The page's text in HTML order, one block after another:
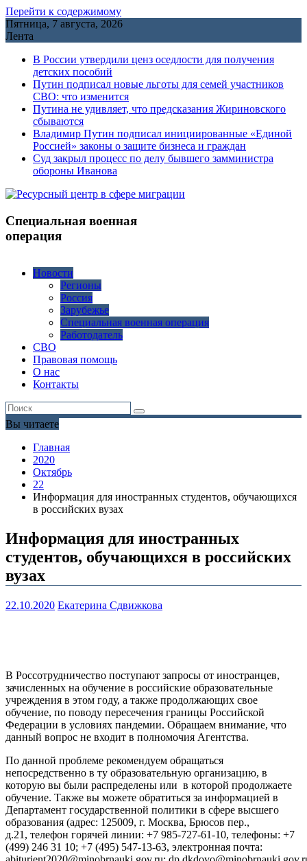
Перейти к содержимому
Пятница, 7 августа, 2026
Лента
В России утвердили ценз оседлости для получения
детских пособий
Путин подписал новые льготы для семей участников
СВО: что изменится
Путина не удивляет, что предсказания Жириновского
сбываются
Владимир Путин подписал инициированные «Единой
Россией» законы о защите бизнеса и граждан
Cуд закрыл процесс по делу бывшего замминистра
обороны Иванова
Специальная военная
операция
Новости
Регионы
Россия
Зарубежье
Специальная военная операция
Работодатель
СВО
Правовая помощь
О нас
Контакты
Вы читаете
Главная
2020
Октябрь
22
Информация для иностранных студентов, обучающихся
в российских вузах
Информация для иностранных
студентов, обучающихся в российских
вузах
22.10.2020 Екатерина Сдвижкова
В Россотрудничество поступают запросы от иностранцев,
зачисленных на обучение в российские образовательные
учреждения в этом году, а также продолжающих свое
обучение, по поводу пересечения границы Российской
Федерации в условиях пандемии. Обращаем внимание, что
данный вопрос не входит в полномочия Агентства.
По данной проблеме рекомендуем обращаться
непосредственно в ту образовательную организацию, в
которую вы были распределены или в которой продолжаете
обучение. Также вы можете обратиться за информацией в
Департамент государственной политики в сфере высшего
образования (адрес: 125009, г. Москва, Брюсов пер.,
д.21, телефон горячей линии: +7 985-727-61-10, телефоны: +7
(499) 246 31 10; +7 (495) 547-13-63, электронная почта: